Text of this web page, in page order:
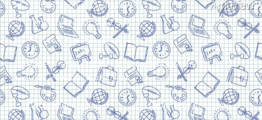
Харків, вулиця Сумська, 13
Телефон: (050) 305-05-41
E-Mail: torsingplus@gmail.com
Інтернет-магазин Торсінг. Усі права захищені
© 2024. Розробка:Skill Unit
Про видавництво
Оплата та доставка